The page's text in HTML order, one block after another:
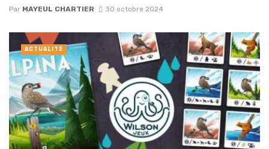
Par MAYEUL CHARTIER 30 octobre 2024
ACTUALITÉ